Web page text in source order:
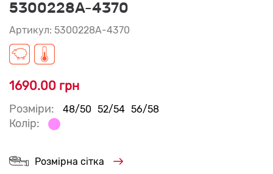
5300228A-4370
Артикул: 5300228A-4370
1690.00 грн
Розміри: 48/50 52/54 56/58
Колір:
Розмірна сітка